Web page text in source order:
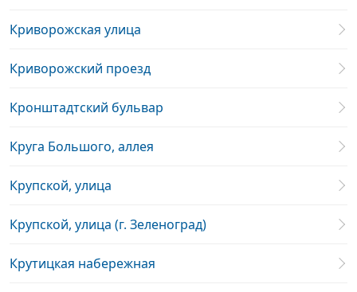
Криворожская улица
Криворожский проезд
Кронштадтский бульвар
Круга Большого, аллея
Крупской, улица
Крупской, улица (г. Зеленоград)
Крутицкая набережная